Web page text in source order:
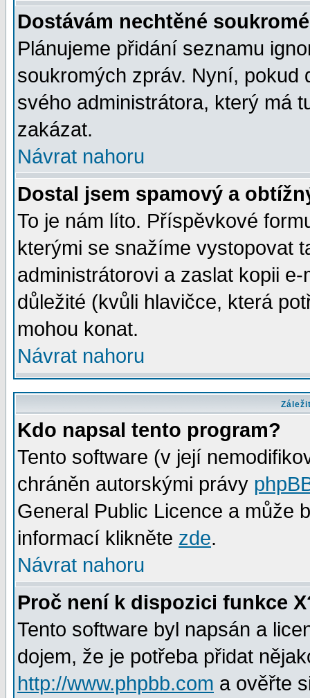
Dostávám nechtěné
Plánujeme přidání seznamu
soukromých zpráv. Nyní, pokud
svého administrátora, který má
zakázat.
Návrat nahoru
Dostal jsem spamový a
To je nám líto. Příspěvkové
kterými se snažíme vystopovat
administrátorovi a zaslat kopii
důležité (kvůli hlavičce, která
mohou konat.
Návrat nahoru
Kdo napsal tento program?
Tento software (v její
chráněn autorskými právy
General Public Licence a může
informací klikněte zde.
Návrat nahoru
Proč není k dispozici funkce
Tento software byl napsán a
dojem, že je potřeba přidat
http://www.phpbb.com a ověřte